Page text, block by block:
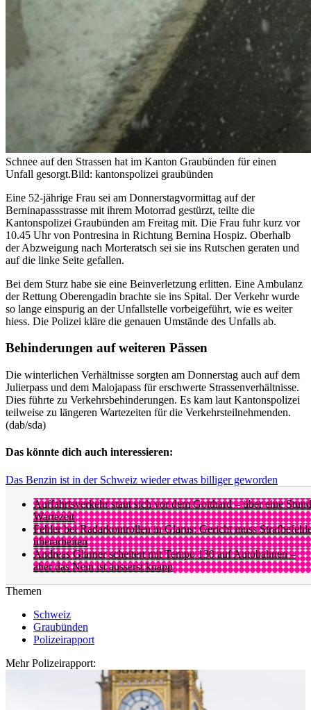
Schnee auf den Strassen hat im Kanton Graubünden für einen
Unfall gesorgt.Bild: kantonspolizei graubünden
Eine 52-jährige Frau sei am Donnerstagvormittag auf der
Berninapassstrasse mit ihrem Motorrad gestürzt, teilte die
Kantonspolizei Graubünden am Freitag mit. Die Frau fuhr kurz vor
10.45 Uhr von Pontresina in Richtung Bernina Hospiz. Oberhalb
der Abzweigung nach Morteratsch sei sie ins Rutschen geraten und
auf die linke Seite gefallen.
Bei dem Sturz habe sie eine Beinverletzung erlitten. Eine Ambulanz
der Rettung Oberengadin brachte sie ins Spital. Der Verkehr wurde
so lange einspurig an der Unfallstelle vorbeigeführt, wie es weiter
hiess. Die Polizei kläre die genauen Umstände des Unfalls ab.
Behinderungen auf weiteren Pässen
Die winterlichen Verhältnisse sorgten am Donnerstag auch auf dem
Julierpass und dem Malojapass für erschwerte Strassenverhältnisse.
Dies führte zu Verkehrsbehinderungen. Es kam laut Kantonspolizei
teilweise zu längeren Wartezeiten für die Verkehrsteilnehmenden.
(dab/sda)
Das könnte dich auch interessieren:
Das Benzin ist in der Schweiz wieder etwas billiger geworden
Auffahrtsverkehr staut sich vor dem Gotthard – über eine
Wartezeit
Fehler bei Radarkontrollen in Glarus: Gericht muss
überarbeiten
Andreas Glarner scheitert mit Tempo 130 auf Autobahnen –
aber das Nein ist äusserst knapp
Themen
Schweiz
Graubünden
Polizeirapport
Mehr Polizeirapport: